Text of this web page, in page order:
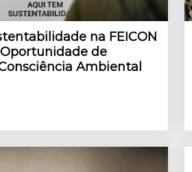
na FEICON
de
Ambiental